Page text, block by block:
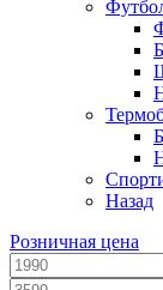
Назад
Розничная цена